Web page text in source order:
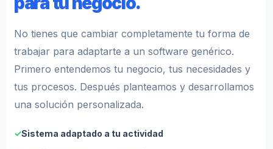
No tienes que cambiar completamente tu forma de
trabajar para adaptarte a un software genérico.
Primero entendemos tu negocio, tus necesidades y
tus procesos. Después planteamos y desarrollamos
una solución personalizada.
✓Sistema adaptado a tu actividad